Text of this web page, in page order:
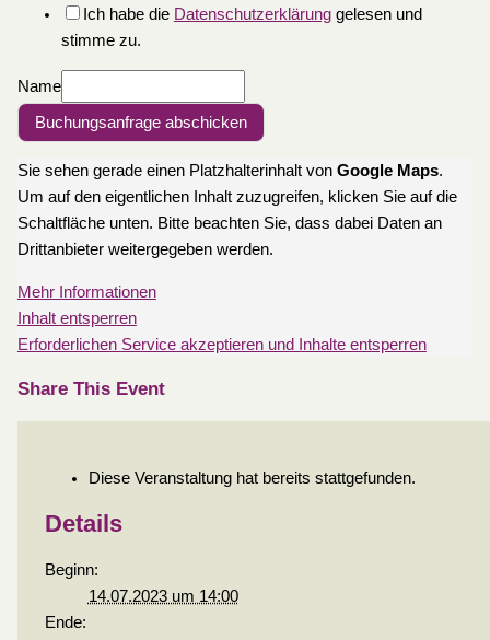
Ich habe die Datenschutzerklärunggelesen und
stimme zu.
Name
Buchungsanfrage abschicken
Sie sehen gerade einen Platzhalterinhalt von Google Maps.
Um auf den eigentlichen Inhalt zuzugreifen, klicken Sie auf die
Schaltfläche unten. Bitte beachten Sie, dass dabei Daten an
Drittanbieter weitergegeben werden.
Mehr Informationen
Inhalt entsperren
Erforderlichen Service akzeptieren und Inhalte entsperren
Share This Event
Diese Veranstaltung hat bereits stattgefunden.
Details
Beginn:
14.07.2023 um 14:00
Ende: